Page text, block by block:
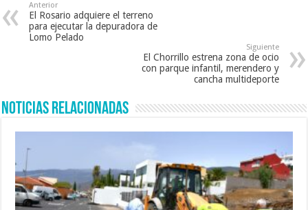
Anterior
El Rosario adquiere el terreno
para ejecutar la depuradora de
Lomo Pelado
Siguiente
El Chorrillo estrena zona de ocio
con parque infantil, merendero y
cancha multideporte
Noticias Relacionadas